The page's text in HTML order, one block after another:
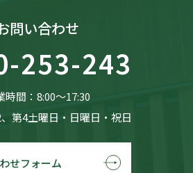
問い合わせ
253-243
時間：8:00〜17:30
第4土曜日・日曜日・祝日
せフォーム